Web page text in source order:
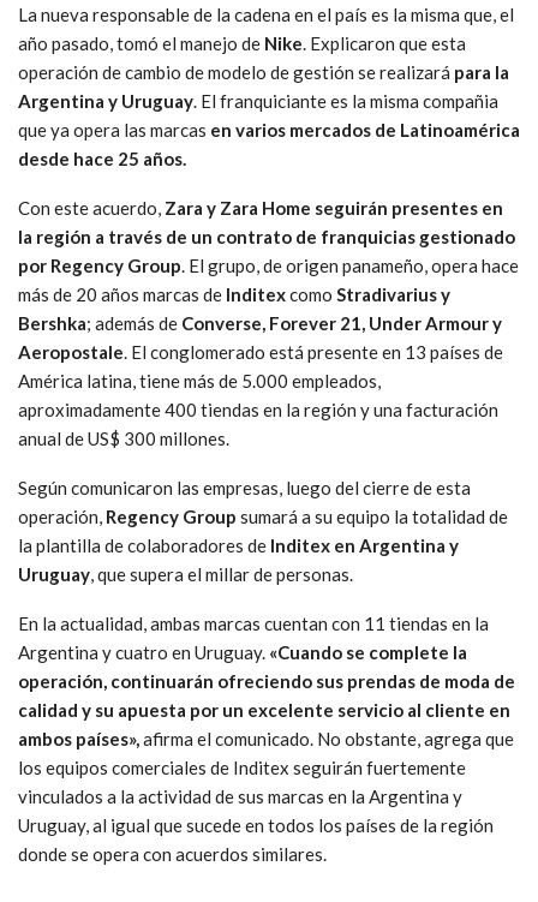
La nueva responsable de la cadena en el país es la misma que, el
año pasado, tomó el manejo de Nike . Explicaron que esta
operación de cambio de modelo de gestión se realizará para la
Argentina y Uruguay . El franquiciante es la misma compañia
que ya opera las marcas en varios mercados de Latinoamérica
desde hace 25 años.
Con este acuerdo, Zara y Zara Home seguirán presentes en
la región a través de un contrato de franquicias gestionado
por Regency Group . El grupo, de origen panameño, opera hace
más de 20 años marcas de Inditexcomo Stradivarius y
Bershka; además de Converse, Forever 21, Under Armour y
Aeropostale . El conglomerado está presente en 13 países de
América latina, tiene más de 5.000 empleados,
aproximadamente 400 tiendas en la región y una facturación
anual de US$ 300 millones.
Según comunicaron las empresas, luego del cierre de esta
operación, Regency Group sumará a su equipo la totalidad de
la plantilla de colaboradores de Inditex en Argentina y
Uruguay , que supera el millar de personas.
En la actualidad, ambas marcas cuentan con 11 tiendas en la
Argentina y cuatro en Uruguay. «Cuando se complete la
operación, continuarán ofreciendo sus prendas de moda de
calidad y su apuesta por un excelente servicio al cliente en
ambos países», afirma el comunicado. No obstante, agrega que
los equipos comerciales de Inditex seguirán fuertemente
vinculados a la actividad de sus marcas en la Argentina y
Uruguay, al igual que sucede en todos los países de la región
donde se opera con acuerdos similares.